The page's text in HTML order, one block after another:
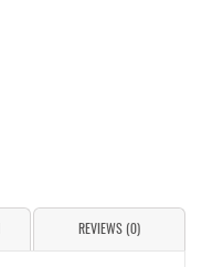
REVIEWS (0)